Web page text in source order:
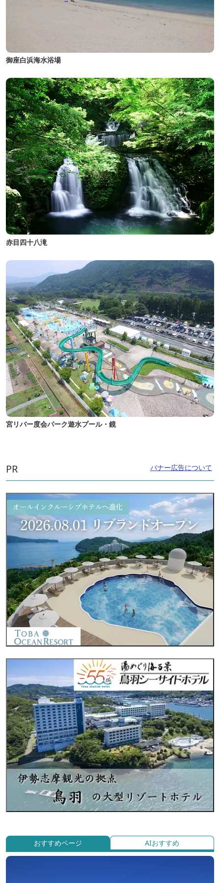
御座白浜海水浴場
赤目四十八滝
宮リバー度会パーク遊水プール・鏡
PR バナー広告について
おすすめページ AIおすすめ